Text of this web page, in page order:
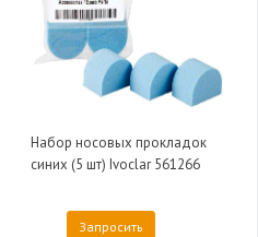
Набор носовых прокладок
синих (5 шт) Ivoclar 561266
Запросить